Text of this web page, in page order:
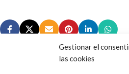
Gestionar el
las cookies